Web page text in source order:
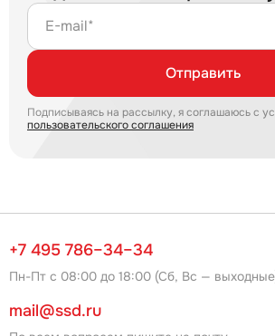
E-mail*
Отправить
Подписываясь на рассылку, я соглашаюсь с
пользовательского соглашения
+7 495 786–34–34
Пн-Пт с 08:00 до 18:00 (Сб, Вс —
mail@ssd.ru